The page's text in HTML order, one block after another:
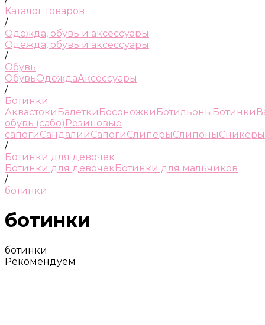
Каталог товаров
/
Одежда, обувь и аксессуары
Одежда, обувь и аксессуары
/
Обувь
ОбувьОдеждаАксессуары
/
Ботинки
Аквастоки Балетки Босоножки Ботильоны Ботинки
обувь (сабо) Резиновые
сапогиСандалииСапогиСлиперыСлипоныСникеры
/
Ботинки для девочек
Ботинки для девочекБотинки для мальчиков
/
ботинки
ботинки
ботинки
Рекомендуем